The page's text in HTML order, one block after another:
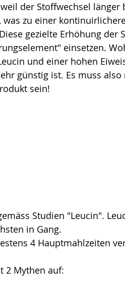
der Stoffwechsel
was zu einer
gezielte Erhöhung der
einsetzen.
und einer hohen
günstig ist. Es muss
sein!
Studien "Leucin".
in Gang.
4 Hauptmahlzeiten
2 Mythen auf: